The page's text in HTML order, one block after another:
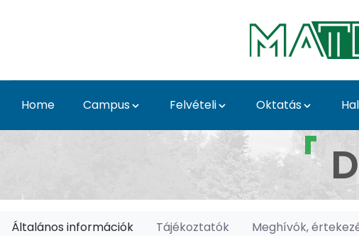
Home Campus Felvételi Oktatás
Doktori Iskolák -
Általános információk Tájékoztatók Meghívók,